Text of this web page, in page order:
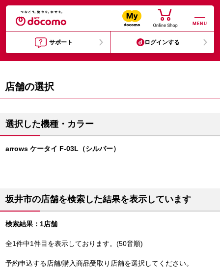
MENU
サポート ログインする
店舗の選択
選択した機種・カラー
arrows ケータイ F-03L（シルバー）
坂井市の店舗を検索した結果を表示しています
検索結果：1店舗
全1件中1件目を表示しております。(50音順)
予約申込する店舗/購入商品受取り店舗を選択してください。